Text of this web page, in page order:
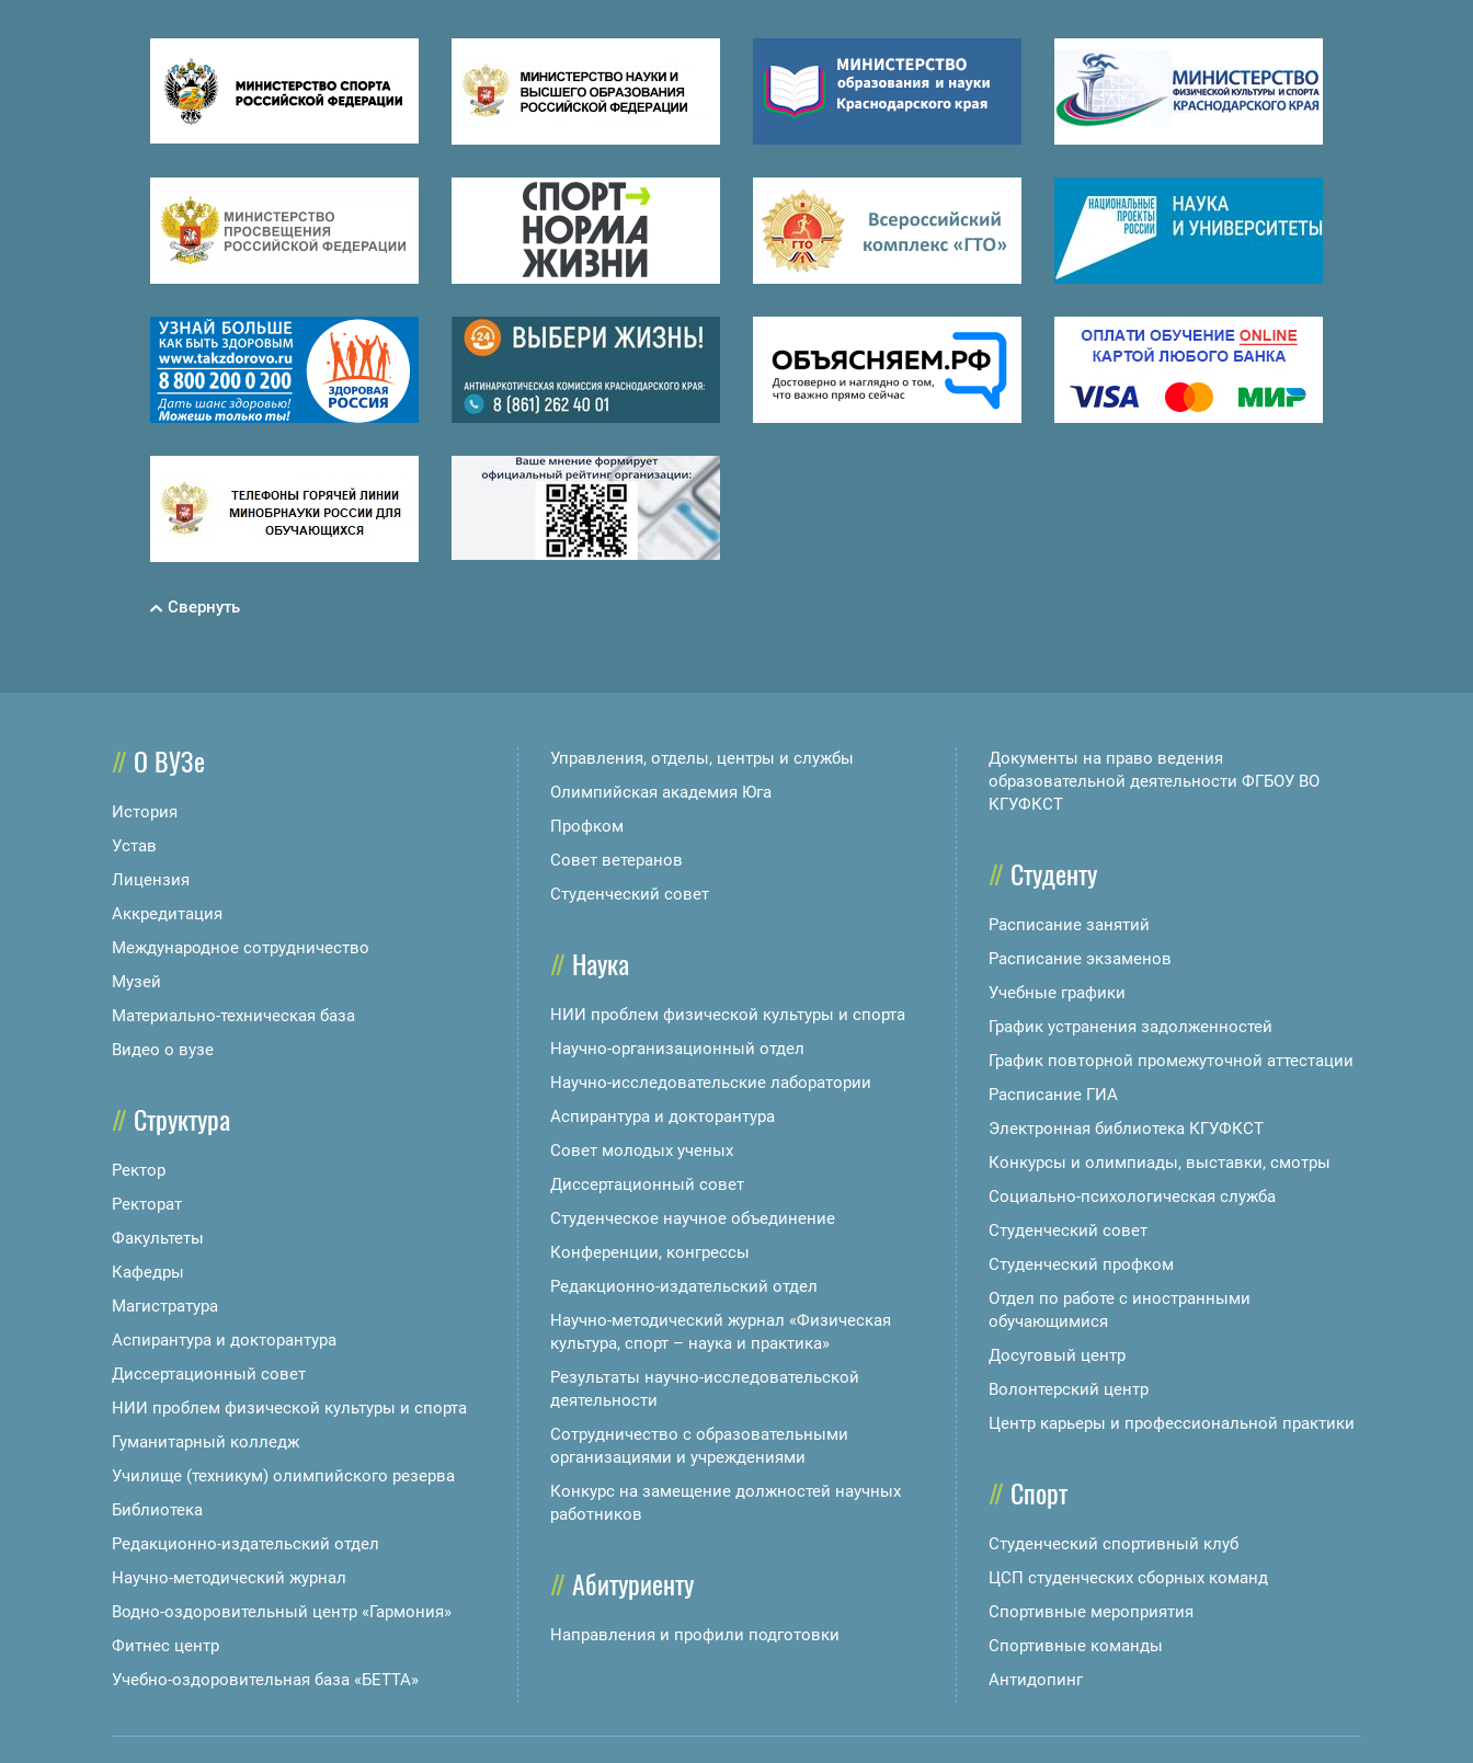
Свернуть
О ВУЗе
История
Устав
Лицензия
Аккредитация
Международное сотрудничество
Музей
Материально-техническая база
Видео о вузе
Структура
Ректор
Ректорат
Факультеты
Кафедры
Магистратура
Аспирантура и докторантура
Диссертационный совет
НИИ проблем физической культуры и спорта
Гуманитарный колледж
Училище (техникум) олимпийского резерва
Библиотека
Редакционно-издательский отдел
Научно-методический журнал
Водно-оздоровительный центр «Гармония»
Фитнес центр
Учебно-оздоровительная база «БЕТТА»
Управления, отделы, центры и службы
Олимпийская академия Юга
Профком
Совет ветеранов
Студенческий совет
Наука
НИИ проблем физической культуры и спорта
Научно-организационный отдел
Научно-исследовательские лаборатории
Аспирантура и докторантура
Совет молодых ученых
Диссертационный совет
Студенческое научное объединение
Конференции, конгрессы
Редакционно-издательский отдел
Научно-методический журнал «Физическая
культура, спорт – наука и практика»
Результаты научно-исследовательской
деятельности
Сотрудничество с образовательными
организациями и учреждениями
Конкурс на замещение должностей научных
работников
Абитуриенту
Направления и профили подготовки
Документы на право ведения
образовательной деятельности ФГБОУ ВО
КГУФКСТ
Студенту
Расписание занятий
Расписание экзаменов
Учебные графики
График устранения задолженностей
График повторной промежуточной аттестации
Расписание ГИА
Электронная библиотека КГУФКСТ
Конкурсы и олимпиады, выставки, смотры
Социально-психологическая служба
Студенческий совет
Студенческий профком
Отдел по работе с иностранными
обучающимися
Досуговый центр
Волонтерский центр
Центр карьеры и профессиональной практики
Спорт
Студенческий спортивный клуб
ЦСП студенческих сборных команд
Спортивные мероприятия
Спортивные команды
Антидопинг